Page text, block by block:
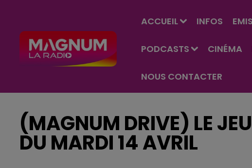
ACCUEIL INFOS
PODCASTS CINÉMA
NOUS CONTACTER
(MAGNUM DRIVE) LE
DU MARDI 14 AVRIL